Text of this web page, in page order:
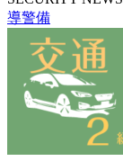
導警備